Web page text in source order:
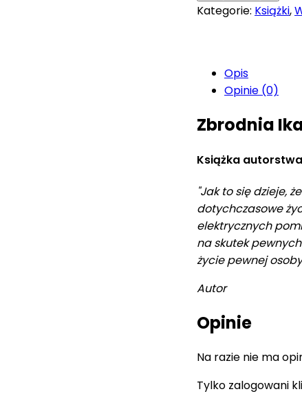
Kategorie: Książki,
Opis
Opinie (0)
Zbrodnia
Książka
"Jak to się dzieje,
dotychczasowe
elektrycznych
na skutek
życie pewnej
Autor
Opinie
Na razie nie ma
Tylko zalogowani